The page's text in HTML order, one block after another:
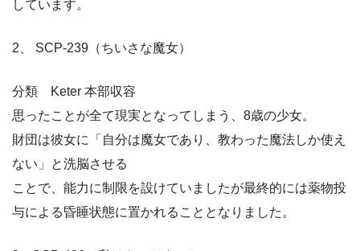
しています。
2、 SCP-239（ちいさな魔女）
分類 Keter 本部収容
思ったことが全て現実となってしまう、8歳の少女。
財団は彼女に「自分は魔女であり、教わった魔法しか使え
ない」と洗脳させる
ことで、能力に制限を設けていましたが最終的には薬物投
与による昏睡状態に置かれることとなりました。